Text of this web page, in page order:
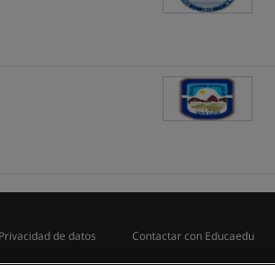
Privacidad de datos Contactar con Educaedu